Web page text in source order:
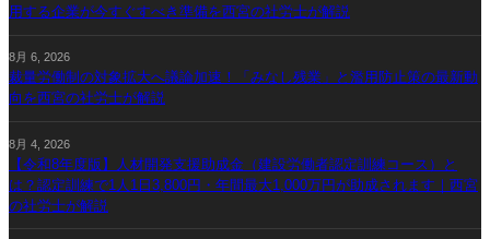
用する企業が今すぐすべき準備を西宮の社労士が解説
8月 6, 2026
裁量労働制の対象拡大へ議論加速！「みなし残業」と濫用防止策の最新動
向を西宮の社労士が解説
8月 4, 2026
【令和8年度版】人材開発支援助成金（建設労働者認定訓練コース）と
は？認定訓練で1人1日3,800円・年間最大1,000万円が助成されます｜西宮
の社労士が解説